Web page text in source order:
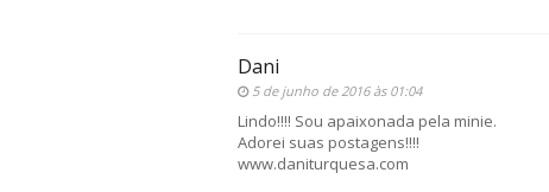
Dani
5 de junho de 2016 às 01:04
Lindo!!!! Sou apaixonada pela minie.
Adorei suas postagens!!!!
www.daniturquesa.com